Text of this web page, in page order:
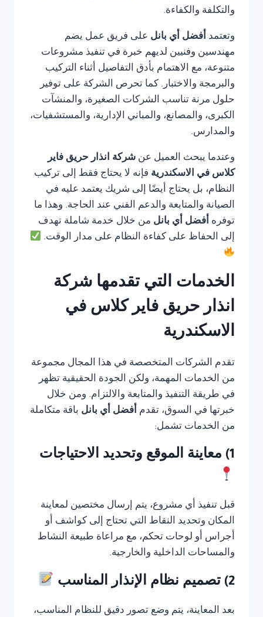
والتكلفة والكفاءة.
وتعتمد أفضل أي بانل على فريق عمل يضم
مهندسين وفنيين لديهم خبرة في تنفيذ مشروعات
متنوعة، مع الاهتمام بأدق التفاصيل أثناء التركيب
والبرمجة والاختبار. كما تحرص الشركة على توفير
حلول مرنة تناسب الشركات الصغيرة، والمنشآت
الكبرى، والمصانع، والمباني الإدارية، والمستشفيات،
والمدارس.
وعندما يبحث العميل عن شركة انذار حريق فاير
كلاس في الاسكندرية فإنه لا يحتاج فقط إلى تركيب
النظام، بل يحتاج أيضًا إلى شريك يعتمد عليه في
الصيانة والمتابعة والدعم الفني عند الحاجة. وهذا ما
توفره أفضل أي بانل من خلال خدمة شاملة تهدف
إلى الحفاظ على كفاءة النظام على مدار الوقت.
الخدمات التي تقدمها شركة
انذار حريق فاير كلاس في
الاسكندرية
تقدم الشركات المتخصصة في هذا المجال مجموعة
من الخدمات المهمة، ولكن الجودة الحقيقية تظهر
في طريقة التنفيذ والمتابعة والالتزام. ومن خلال
خبرتها في السوق، تقدم أفضل أي بانل باقة متكاملة
من الخدمات تشمل:
1) معاينة الموقع وتحديد الاحتياجات
قبل تنفيذ أي مشروع، يتم إرسال مختصين لمعاينة
المكان وتحديد النقاط التي تحتاج إلى كواشف أو
أجراس أو لوحات تحكم، مع مراعاة طبيعة النشاط
والمساحات الداخلية والخارجية.
2) تصميم نظام الإنذار المناسب
بعد المعاينة، يتم وضع تصور دقيق للنظام المناسب،